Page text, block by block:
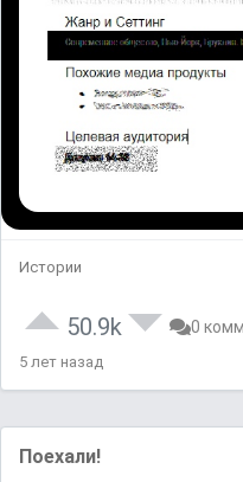
Истории
50.9k 0
5 лет назад
Поехали!